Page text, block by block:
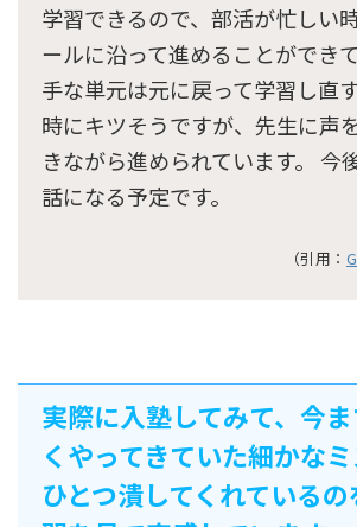
学習できるので、部活が忙しい
ールに沿って進めることができ
手な単元は元に戻って学習し直
時にキツそうですが、先生に声
きながら進められています。 今
話になる予定です。
（引用：
実際に入塾してみて、今
くやってきていた細かな
ひとつ潰してくれている